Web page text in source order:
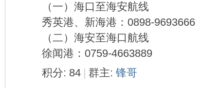
（一）海口至海安航线
秀英港、新海港：0898-9693666
（二）海安至海口航线
徐闻港：0759-4663889
积分: 84 | 群主: 锋哥